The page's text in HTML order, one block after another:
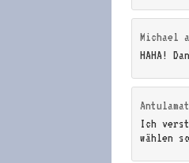
Michael
HAHA!
Ich
wählen